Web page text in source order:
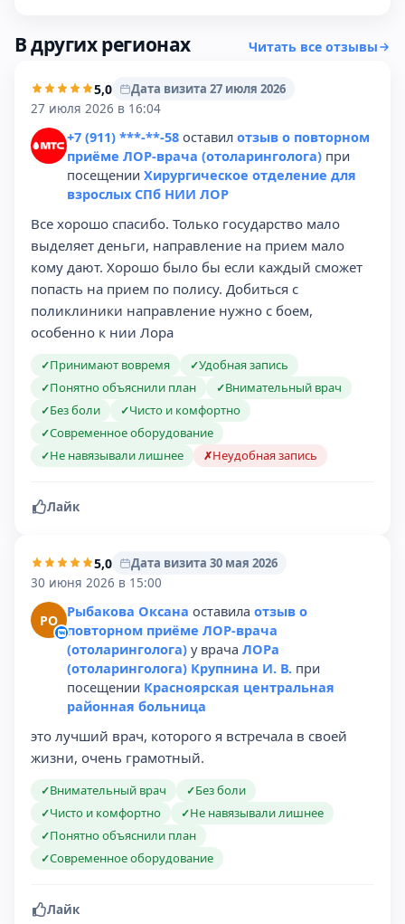
В других регионах Читать все отзывы
5,0
Дата визита 27 июля 2026
27 июля 2026 в 16:04
+7 (911) ***-**-58 оставил отзыв о повторном
приёме ЛОР-врача (отоларинголога) при
посещении Хирургическое отделение для
взрослых СПб НИИ ЛОР
Все хорошо спасибо. Только государство мало
выделяет деньги, направление на прием мало
кому дают. Хорошо было бы если каждый сможет
попасть на прием по полису. Добиться с
поликлиники направление нужно с боем,
особенно к нии Лора
✓Принимают вовремя ✓Удобная запись
✓Понятно объяснили план ✓Внимательный врач
✓Без боли ✓Чисто и комфортно
✓Современное оборудование
✓Не навязывали лишнее ✗Неудобная запись
Лайк
5,0
Дата визита 30 мая 2026
30 июня 2026 в 15:00
РО Рыбакова Оксана оставила отзыв о
повторном приёме ЛОР-врача
(отоларинголога) у врача ЛОРа
(отоларинголога) Крупнина И. В. при
посещении Красноярская центральная
районная больница
это лучший врач, которого я встречала в своей
жизни, очень грамотный.
✓Внимательный врач ✓Без боли
✓Чисто и комфортно ✓Не навязывали лишнее
✓Понятно объяснили план
✓Современное оборудование
Лайк